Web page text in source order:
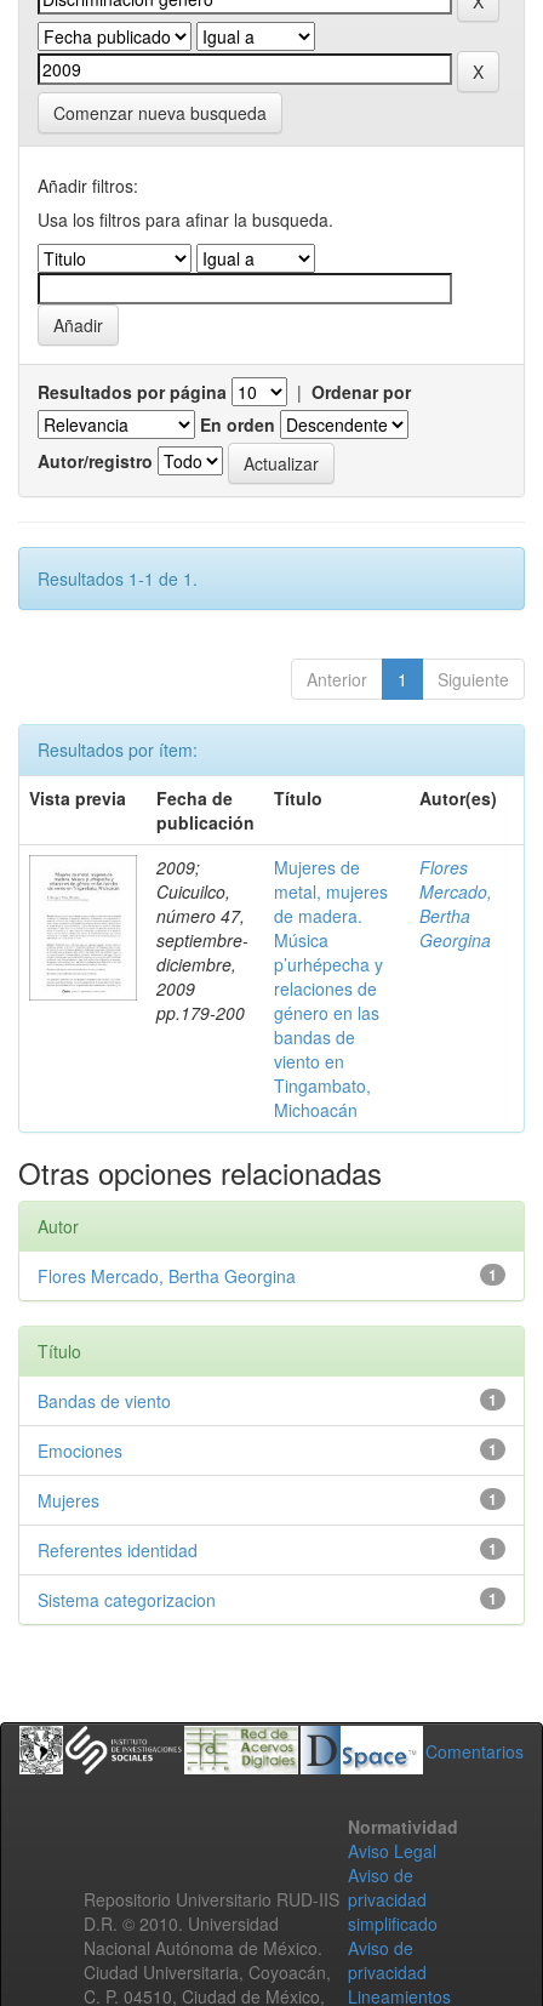
Comenzar nueva busqueda
Añadir filtros:
Usa los filtros para afinar la busqueda.
Resultados por página | Ordenar por
En orden
Autor/registro
Resultados 1-1 de 1.
Anterior 1 Siguiente
Resultados por ítem:
Vista previa
Fecha de
publicación
Título Autor(es)
2009;
Cuicuilco,
número 47,
septiembre-
diciembre,
2009
pp.179-200
Mujeres de
metal, mujeres
de madera.
Música
p’urhépecha y
relaciones de
género en las
bandas de
viento en
Tingambato,
Michoacán
Flores
Mercado,
Bertha
Georgina
Otras opciones relacionadas
Autor
1
Flores Mercado, Bertha Georgina
Título
1
Bandas de viento
1
Emociones
1
Mujeres
1
Referentes identidad
1
Sistema categorizacion
Comentarios
Repositorio Universitario RUD-IIS
D.R. © 2010. Universidad
Nacional Autónoma de México.
Ciudad Universitaria, Coyoacán,
C. P. 04510, Ciudad de México,
Normatividad
Aviso Legal
Aviso de
privacidad
simplificado
Aviso de
privacidad
Lineamientos